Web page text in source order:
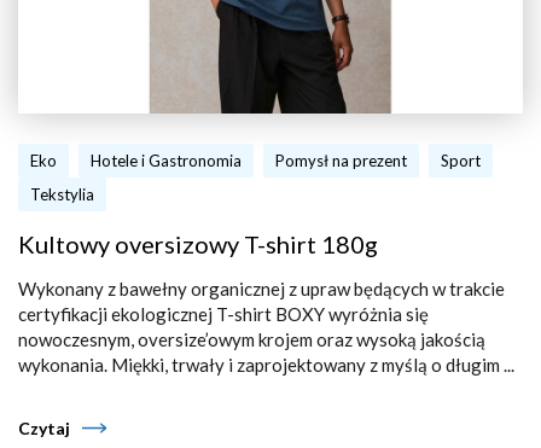
Eko Hotele i Gastronomia Pomysł na prezent
Sport
Tekstylia
Kultowy oversizowy T-shirt 180g
Wykonany z bawełny organicznej z upraw będących w trakcie
certyfikacji ekologicznej T-shirt BOXY wyróżnia się
nowoczesnym, oversize’owym krojem oraz wysoką jakością
wykonania. Miękki, trwały i zaprojektowany z myślą o długim ...
Czytaj